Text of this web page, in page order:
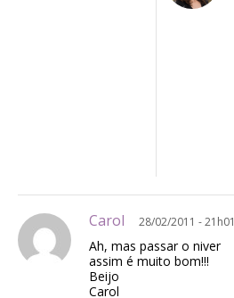
Carol 28/02/2011 - 21h01
Ah, mas passar o niver
assim é muito bom!!!
Beijo
Carol